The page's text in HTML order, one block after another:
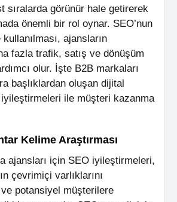
sıralarda görünür hale getirerek
önemli bir rol oynar. SEO’nun
ajansların
fazla trafik, satış ve dönüşüm
olur. İşte B2B markaları
başlıklardan oluşan dijital
iyileştirmeleri ile müşteri kazanma
Kelime Araştırması
ajansları için SEO iyileştirmeleri,
çevrimiçi varlıklarını
potansiyel müşterilere